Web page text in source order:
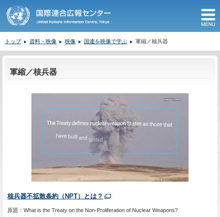
トップ 資料・映像 映像 国連を映像で学ぶ 軍縮／核兵器
軍縮／核兵器
核兵器不拡散条約（NPT）とは？
原題：What is the Treaty on the Non-Proliferation of Nuclear Weapons?